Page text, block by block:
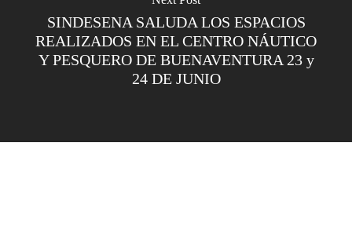
SINDESENA SALUDA LOS ESPACIOS
REALIZADOS EN EL CENTRO NÁUTICO
Y PESQUERO DE BUENAVENTURA 23 y
24 DE JUNIO